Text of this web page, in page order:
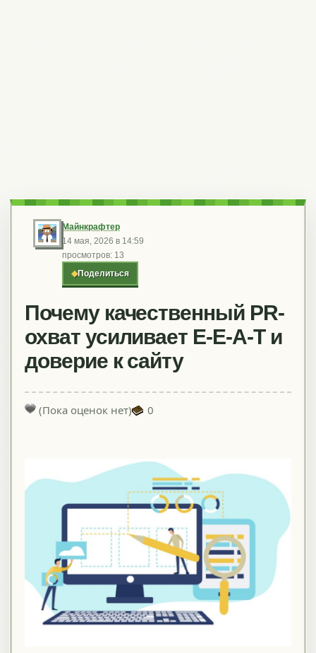
Майнкрафтер
14 мая, 2026 в 14:59
просмотров: 13
◆Поделиться
Почему качественный PR-
охват усиливает E-E-A-T и
доверие к сайту
(Пока оценок нет) 0